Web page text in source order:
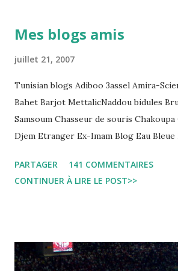
regard des Lignes directrices Luanda"
Mes blogs amis
juillet 21, 2007
Tunisian blogs Adiboo 3assel Amira-
Bahet Barjot MettalicNaddou bidules
Samsoum Chasseur de souris
Djem Etranger Ex-Imam Blog Eau Bleue
Leila fi amarikia Little Sarah American
dire Mouch ex Mazzika Tun...
PARTAGER
141 COMMENTAIRES
CONTINUER À LIRE LE POST>>